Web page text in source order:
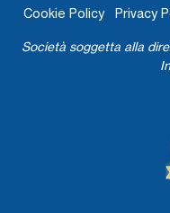
Cookie Policy Privacy
Società soggetta alla